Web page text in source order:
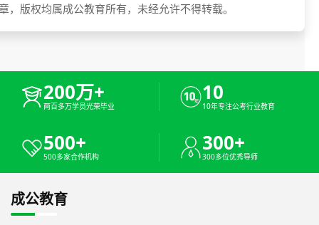
，版权均属成公教育所有，未经允许不得转载。
200万+
两百多万学员光荣毕业
10
10年专注公考行业教育
500+
500多家合作机构
300+
300多位优秀导师
成公教育